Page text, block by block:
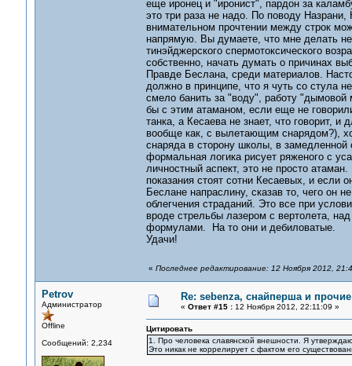
еще иронец и "иронист", пардон за
это три раза не надо. По поводу
внимательном прочтении между строк
напрямую. Вы думаете, что мне делать
тинэйджерского спермотоксического
собственно, начать думать о причинах
Правде Беслана, среди материалов.
должно в принципе, что я чуть со стула
смело банить за "воду", работу
бы с этим атаманом, если еще не
танка, а Кесаева не знает, что говорит,
вообще как, с вылетающим снарядом?),
снаряда в сторону школы, в
формальная логика рисует ряженого с
личностный аспект, это не просто
показания стоят сотни Кесаевых, и если
Беслане напраслину, сказав то, чего он
облегчения страданий. Это все при
вроде стрельбы лазером с вертолета,
формулами. На то они и дебиловатые.
Удачи!
« Последнее редактирование: 12 Ноября 2012,
Petrov
Администратор
Offline
Сообщений: 2,234
Re: sebenza, снайперша и
« Ответ #15 :12 Ноября 2012, 22:11:09 »
Цитировать
1. Про человека славянской внешности. Я
Это никак не коррелирует с фактом его